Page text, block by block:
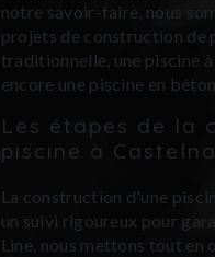
notre savoir-faire, nous
projets de construction de
traditionnelle, une piscine à
encore une piscine en
Les étapes de la
piscine à
La construction d'une
un suivi rigoureux pour
Line, nous mettons tout en